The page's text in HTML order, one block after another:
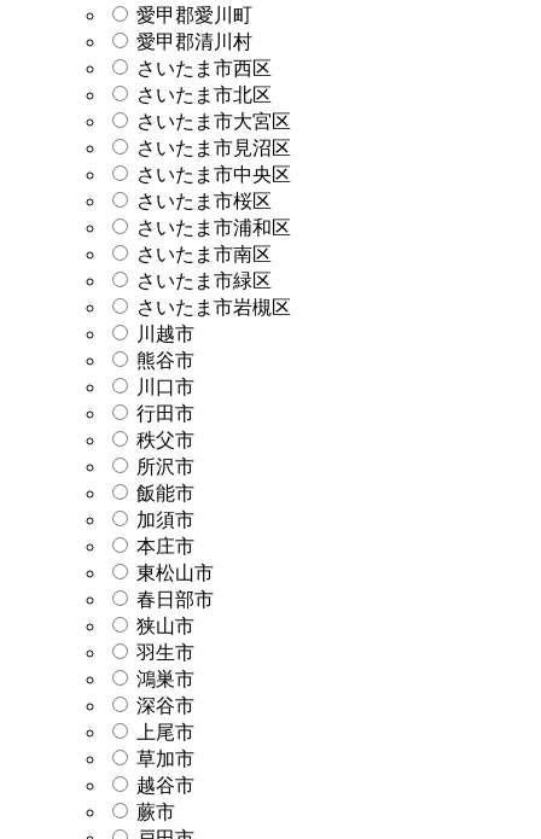
愛甲郡愛川町
愛甲郡清川村
さいたま市西区
さいたま市北区
さいたま市大宮区
さいたま市見沼区
さいたま市中央区
さいたま市桜区
さいたま市浦和区
さいたま市南区
さいたま市緑区
さいたま市岩槻区
川越市
熊谷市
川口市
行田市
秩父市
所沢市
飯能市
加須市
本庄市
東松山市
春日部市
狭山市
羽生市
鴻巣市
深谷市
上尾市
草加市
越谷市
蕨市